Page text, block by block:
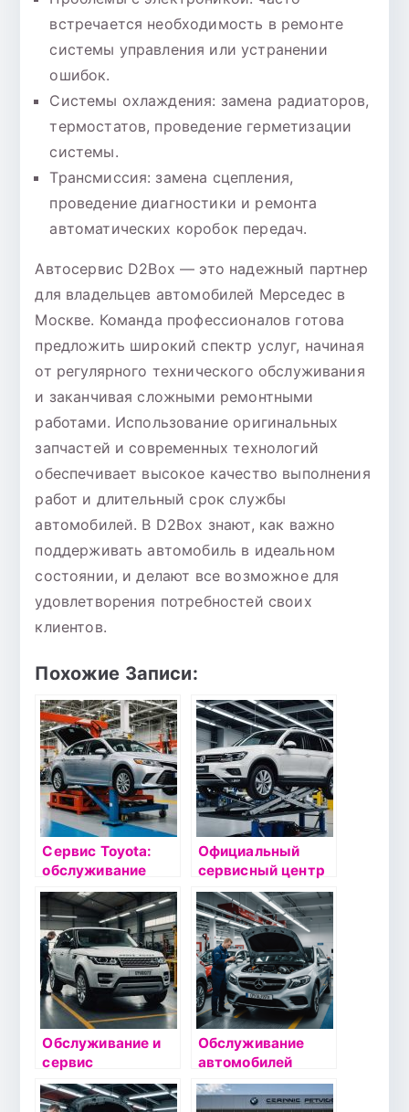
встречается необходимость в ремонте
системы управления или устранении
ошибок.
Системы охлаждения: замена радиаторов,
термостатов, проведение герметизации
системы.
Трансмиссия: замена сцепления,
проведение диагностики и ремонта
автоматических коробок передач.
Автосервис D2Box — это надежный партнер
для владельцев автомобилей Мерседес в
Москве. Команда профессионалов готова
предложить широкий спектр услуг, начиная
от регулярного технического обслуживания
и заканчивая сложными ремонтными
работами. Использование оригинальных
запчастей и современных технологий
обеспечивает высокое качество выполнения
работ и длительный срок службы
автомобилей. В D2Box знают, как важно
поддерживать автомобиль в идеальном
состоянии, и делают все возможное для
удовлетворения потребностей своих
клиентов.
Похожие Записи:
Сервис Toyota:
обслуживание
автомобилей в
«Тойота Центр
Внуково»
Официальный
сервисный центр
Volkswagen:
Качественное
техобслуживание
у дилера в Москве
Обслуживание и
сервис
автомобилей Land
Rover: Все, что
Обслуживание
автомобилей
VOYAH:
надежность и